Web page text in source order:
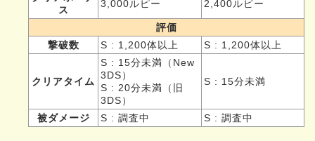
ス
3,000ルピー 2,400ルピー
評価
撃破数
S : 1,200体以上 S : 1,200体以上
クリアタイム
S : 15分未満（New
3DS）
S : 20分未満（旧
3DS）
S : 15分未満
被ダメージ S : 調査中 S : 調査中